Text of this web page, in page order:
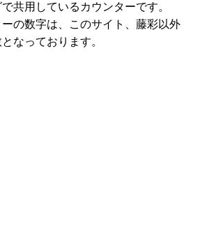
で共用しているカウンターです。
の数字は、このサイト、藤彩以外
なっております。